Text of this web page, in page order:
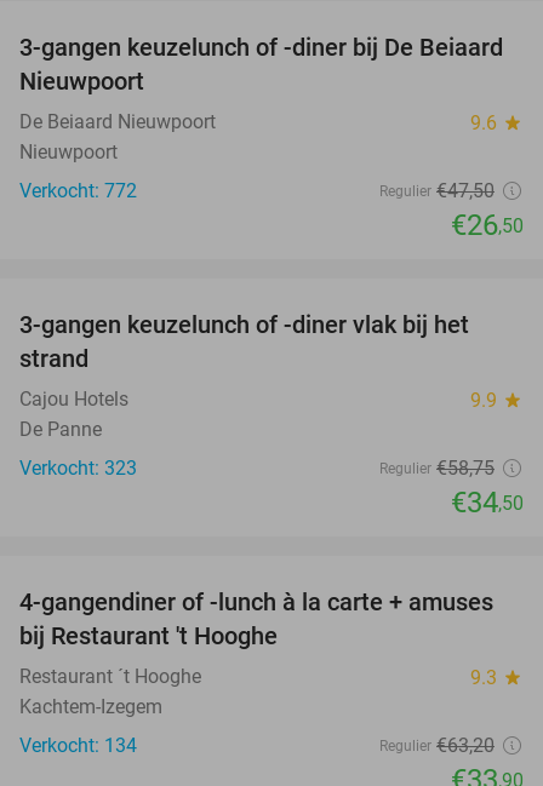
44%
3-gangen keuzelunch of -diner bij De Beiaard
Nieuwpoort
De Beiaard Nieuwpoort 9.6 star
Nieuwpoort
Verkocht: 772
Regulier €47,50
€26,50
3-gangen keuzelunch of -diner vlak bij het
strand
Cajou Hotels 9.9 star
De Panne
Verkocht: 323
Regulier €58,75
€34,50
46%
4-gangendiner of -lunch à la carte + amuses
bij Restaurant 't Hooghe
Restaurant ´t Hooghe 9.3 star
Kachtem-Izegem
Verkocht: 134
Regulier €63,20
,90